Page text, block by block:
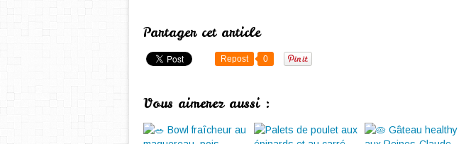
Partager cet article
Repost 0
Vous aimerez aussi :